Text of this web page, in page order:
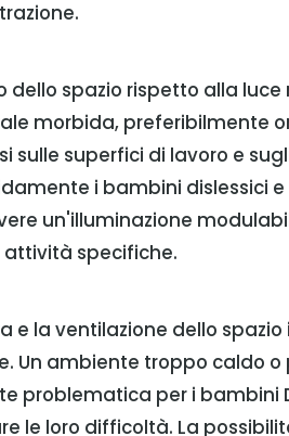
dello spazio rispetto alla
morbida, preferibilmente
sulle superfici di lavoro e
i bambini dislessici
un'illuminazione
specifiche.
e la ventilazione dello
Un ambiente troppo caldo
problematica per i bambini
le loro difficoltà. La